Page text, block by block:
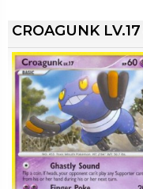
CROAGUNK LV.17